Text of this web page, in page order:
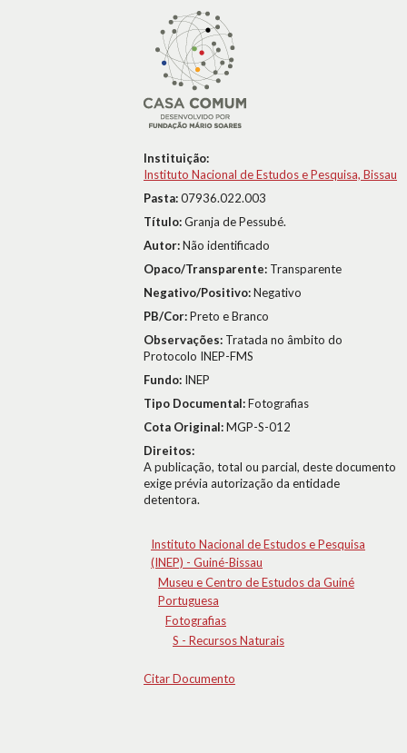
Instituição:
Instituto Nacional de Estudos e Pesquisa, Bissau
Pasta:07936.022.003
Título:Granja de Pessubé.
Autor:Não identificado
Opaco/Transparente: Transparente
Negativo/Positivo:Negativo
PB/Cor:Preto e Branco
Observações: Tratada no âmbito do
Protocolo INEP-FMS
Fundo: INEP
Tipo Documental:Fotografias
Cota Original:MGP-S-012
Direitos:
A publicação, total ou parcial, deste documento
exige prévia autorização da entidade
detentora.
Instituto Nacional de Estudos e Pesquisa
(INEP) - Guiné-Bissau
Museu e Centro de Estudos da Guiné
Portuguesa
Fotografias
S - Recursos Naturais
Citar Documento